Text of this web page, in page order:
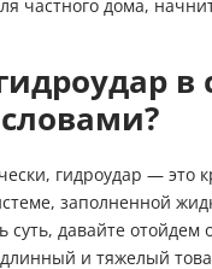
частного дома,
гидроудар —
заполненной
суть, давайте
длинный и тяжелый